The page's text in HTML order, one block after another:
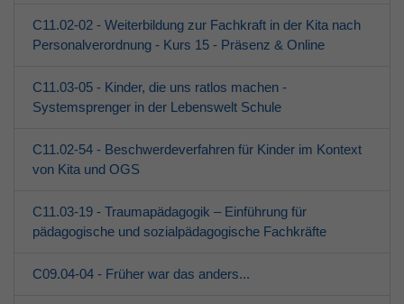
C11.02-02 - Weiterbildung zur Fachkraft in der Kita nach
Personalverordnung - Kurs 15 - Präsenz & Online
C11.03-05 - Kinder, die uns ratlos machen -
Systemsprenger in der Lebenswelt Schule
C11.02-54 - Beschwerdeverfahren für Kinder im Kontext
von Kita und OGS
C11.03-19 - Traumapädagogik – Einführung für
pädagogische und sozialpädagogische Fachkräfte
C09.04-04 - Früher war das anders...